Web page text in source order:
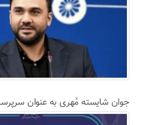
جوان شایسته مُهری به عنوان
راهداری اداره کل راه و شهرسازی